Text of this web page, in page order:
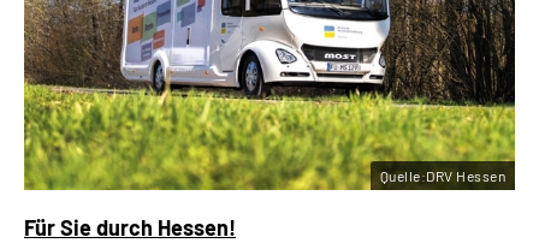
Für Sie durch Hessen!
Quelle:DRV Hessen